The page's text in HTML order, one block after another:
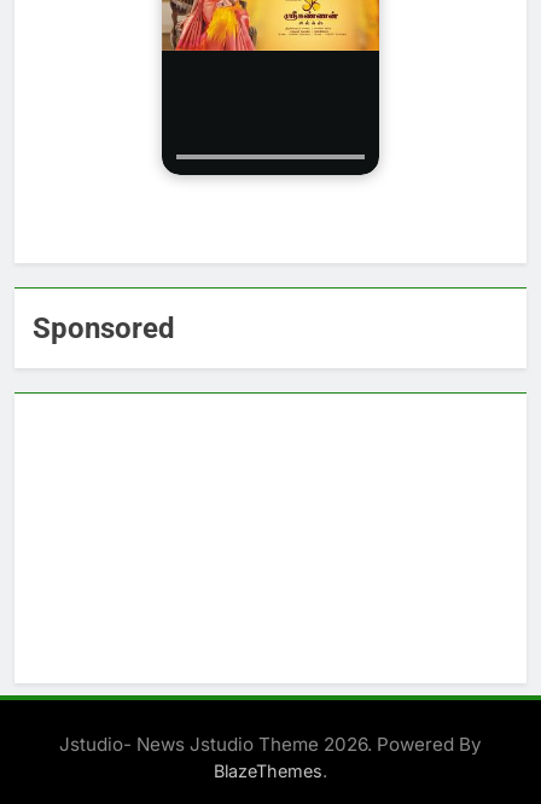
Sponsored
Jstudio- News Jstudio Theme 2026. Powered By
BlazeThemes.